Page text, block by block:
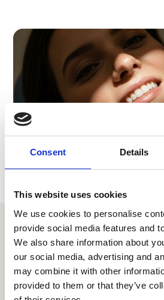
Consent Details
This website uses cookies
We use cookies to personalise
provide social media features and
We also share information about
our social media, advertising and
may combine it with other
provided to them or that they’ve
Se dig nye smil, før